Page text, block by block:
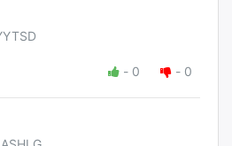
- 0 - 0